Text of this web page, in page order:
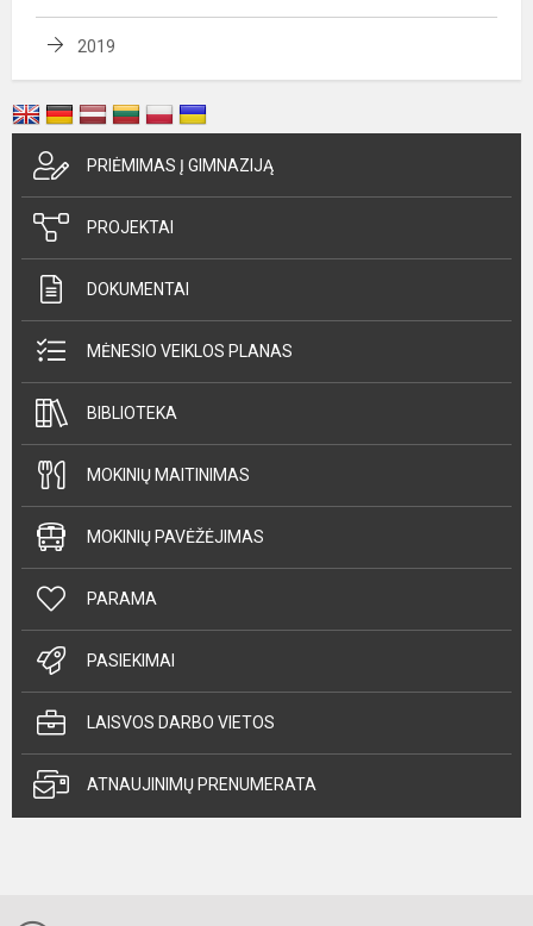
2019
PRIĖMIMAS Į GIMNAZIJĄ
PROJEKTAI
DOKUMENTAI
MĖNESIO VEIKLOS PLANAS
BIBLIOTEKA
MOKINIŲ MAITINIMAS
MOKINIŲ PAVĖŽĖJIMAS
PARAMA
PASIEKIMAI
LAISVOS DARBO VIETOS
ATNAUJINIMŲ PRENUMERATA